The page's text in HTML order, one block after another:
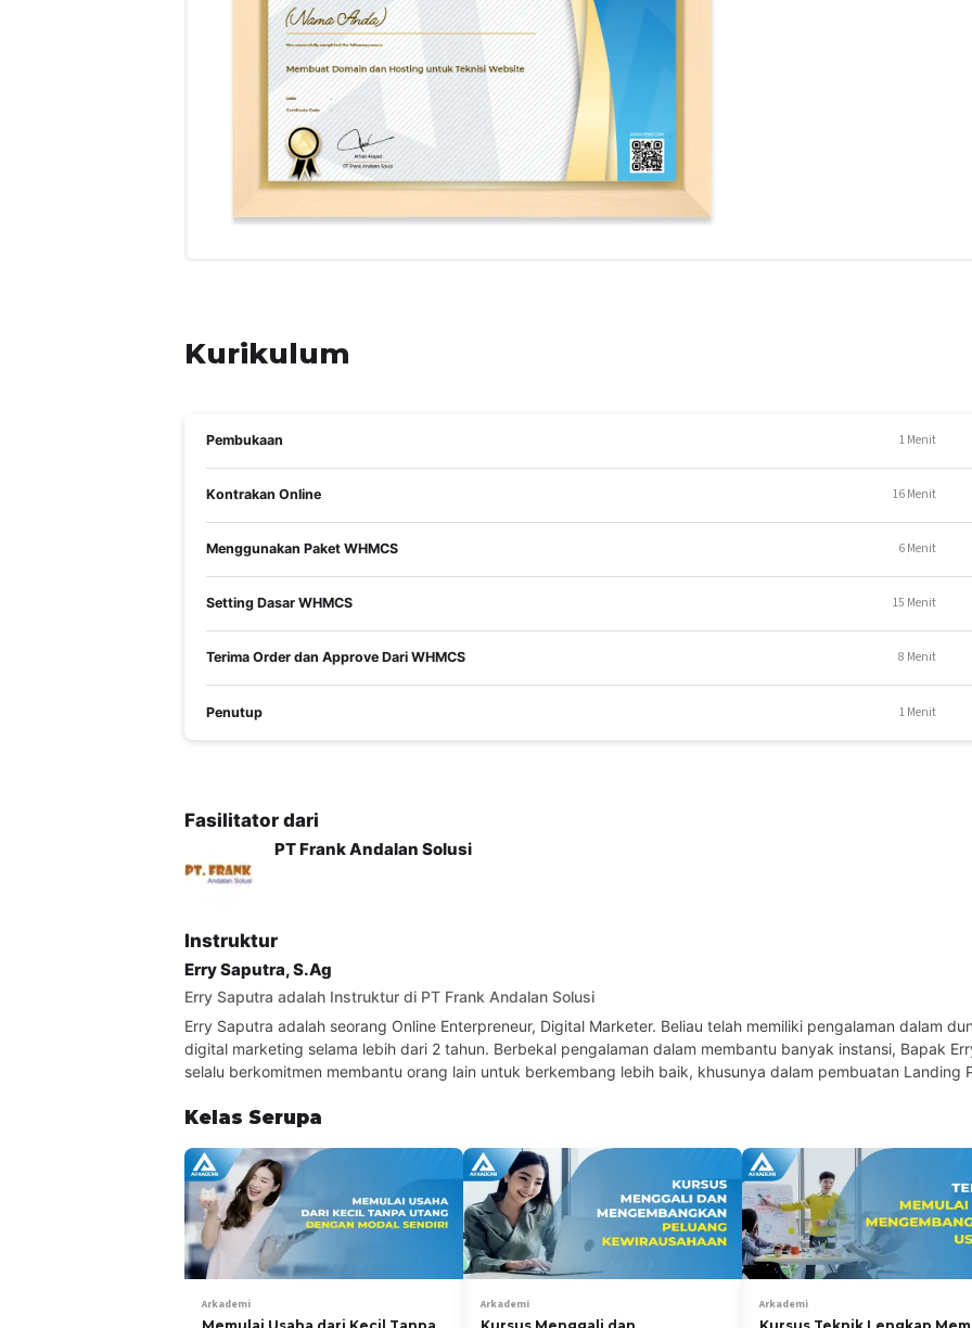
A. Pengetahuan
Kompetensi yang dinilai
Mengatur Payment Gateway
Mempelajari Pekerjaan Reseller Domain
Mendaftarkan Konsumen Baru
Materi yang diajar
Payement Gateway
Kontrakan Online
Membuat Harga Paket Hosting
Menggunakan Paket WHMCS
Membuat Harga Paket Hosting di WHMCS dan Link Paket Hosting ke Landing Page
Kompetensi yang dinilai
Mengelola Order
Terima Order dan Approve Dari WHMCS
Setiap Sabtu, Jam 09:00 - 10.00 bersama Erry Saputra, S.Ag
Kurikulum
Pembukaan 1 Menit
Kontrakan Online 16 Menit
Menggunakan Paket WHMCS 6 Menit
Setting Dasar WHMCS 15 Menit
Terima Order dan Approve Dari WHMCS 8 Menit
Penutup 1 Menit
Fasilitator dari
PT Frank Andalan Solusi
Instruktur
Erry Saputra, S.Ag
Erry Saputra adalah Instruktur di PT Frank Andalan Solusi
Erry Saputra adalah seorang Online Enterpreneur, Digital Marketer. Beliau telah memiliki pengalaman dalam
digital marketing selama lebih dari 2 tahun. Berbekal pengalaman dalam membantu banyak instansi, Bapak
selalu berkomitmen membantu orang lain untuk berkembang lebih baik, khusunya dalam pembuatan Landing
Kelas Serupa
Arkademi Arkademi Arkademi